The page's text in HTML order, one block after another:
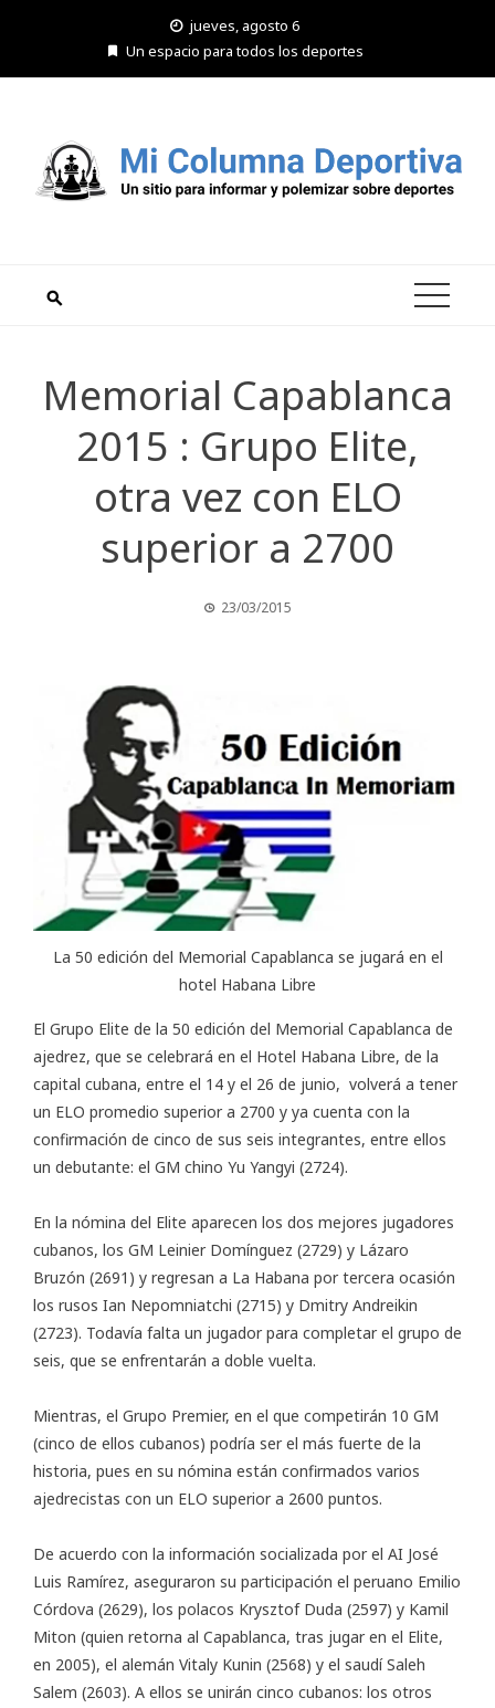
jueves, agosto 6
Un espacio para todos los deportes
Memorial Capablanca
2015 : Grupo Elite,
otra vez con ELO
superior a 2700
23/03/2015
La 50 edición del Memorial Capablanca se jugará en el
hotel Habana Libre
El Grupo Elite de la 50 edición del Memorial Capablanca de
ajedrez, que se celebrará en el Hotel Habana Libre, de la
capital cubana, entre el 14 y el 26 de junio, volverá a tener
un ELO promedio superior a 2700 y ya cuenta con la
confirmación de cinco de sus seis integrantes, entre ellos
un debutante: el GM chino Yu Yangyi (2724).
En la nómina del Elite aparecen los dos mejores jugadores
cubanos, los GM Leinier Domínguez (2729) y Lázaro
Bruzón (2691) y regresan a La Habana por tercera ocasión
los rusos Ian Nepomniatchi (2715) y Dmitry Andreikin
(2723). Todavía falta un jugador para completar el grupo de
seis, que se enfrentarán a doble vuelta.
Mientras, el Grupo Premier, en el que competirán 10 GM
(cinco de ellos cubanos) podría ser el más fuerte de la
historia, pues en su nómina están confirmados varios
ajedrecistas con un ELO superior a 2600 puntos.
De acuerdo con la información socializada por el AI José
Luis Ramírez, aseguraron su participación el peruano Emilio
Córdova (2629), los polacos Krysztof Duda (2597) y Kamil
Miton (quien retorna al Capablanca, tras jugar en el Elite,
en 2005), el alemán Vitaly Kunin (2568) y el saudí Saleh
Salem (2603). A ellos se unirán cinco cubanos: los otros